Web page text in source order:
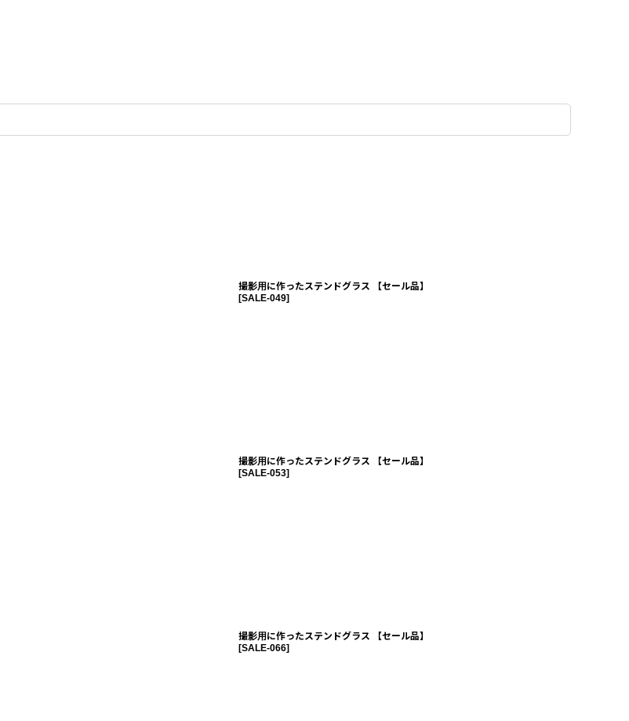
撮影用に作ったステンドグラス 【セール品】
[SALE-049]
撮影用に作ったステンドグラス 【セール品】
[SALE-053]
撮影用に作ったステンドグラス 【セール品】
[SALE-066]